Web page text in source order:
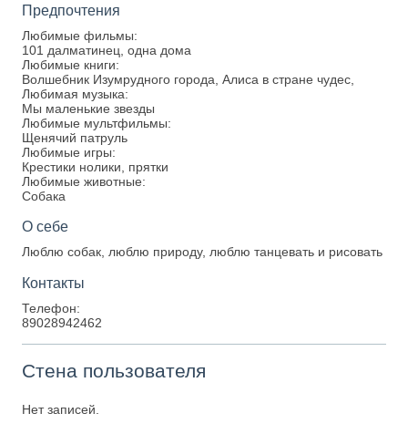
Предпочтения
Любимые фильмы:
101 далматинец, одна дома
Любимые книги:
Волшебник Изумрудного города, Алиса в стране чудес,
Любимая музыка:
Мы маленькие звезды
Любимые мультфильмы:
Щенячий патруль
Любимые игры:
Крестики нолики, прятки
Любимые животные:
Собака
О себе
Люблю собак, люблю природу, люблю танцевать и рисовать
Контакты
Телефон:
89028942462
Стена пользователя
Нет записей.